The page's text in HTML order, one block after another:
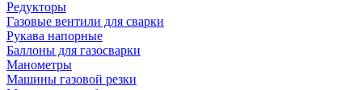
Редукторы
Газовые вентили для сварки
Рукава напорные
Баллоны для газосварки
Манометры
Машины газовой резки